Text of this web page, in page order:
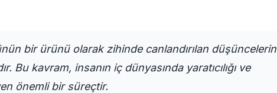
bir ürünü olarak zihinde canlandırılan düşüncelerin
Bu kavram, insanın iç dünyasında yaratıcılığı ve
önemli bir süreçtir.